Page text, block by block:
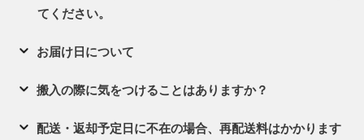
てください。
お届け日について
搬入の際に気をつけることはありますか？
配送・返却予定日に不在の場合、再配送料はかかります